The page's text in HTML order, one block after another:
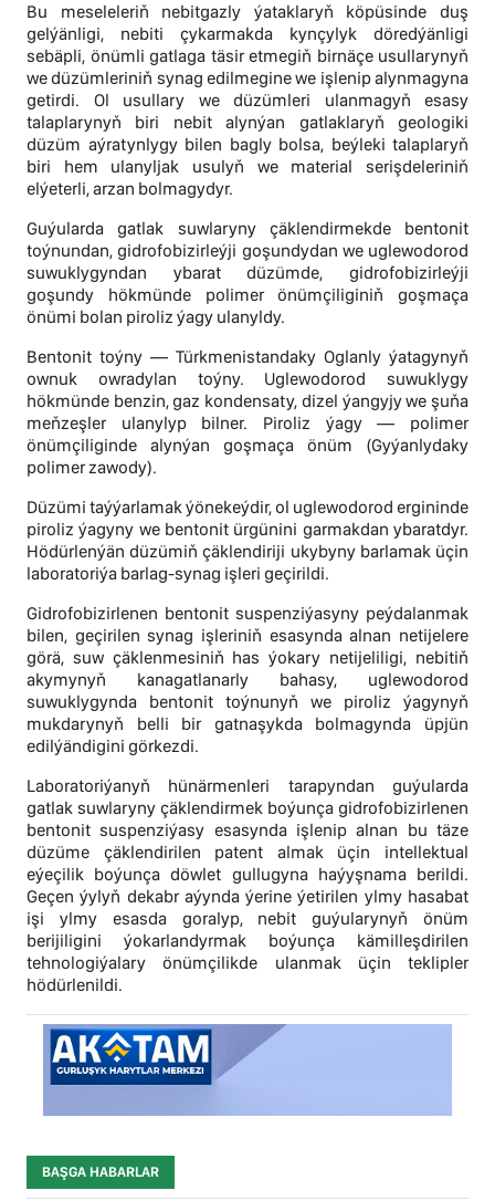
Bu meseleleriň nebitgazly ýataklaryň köpüsinde duş
gelýänligi, nebiti çykarmakda kynçylyk döredýänligi
sebäpli, önümli gatlaga täsir etmegiň birnäçe usullarynyň
we düzümleriniň synag edilmegine we işlenip alynmagyna
getirdi. Ol usullary we düzümleri ulanmagyň esasy
talaplarynyň biri nebit alynýan gatlaklaryň geologiki
düzüm aýratynlygy bilen bagly bolsa, beýleki talaplaryň
biri hem ulanyljak usulyň we material serişdeleriniň
elýeterli, arzan bolmagydyr.
Guýularda gatlak suwlaryny çäklendirmekde bentonit
toýnundan, gidrofobizirleýji goşundydan we uglewodorod
suwuklygyndan ybarat düzümde, gidrofobizirleýji
goşundy hökmünde polimer önümçiliginiň goşmaça
önümi bolan piroliz ýagy ulanyldy.
Bentonit toýny — Türkmenistandaky Oglanly ýatagynyň
ownuk owradylan toýny. Uglewodorod suwuklygy
hökmünde benzin, gaz kondensaty, dizel ýangyjy we şuňa
meňzeşler ulanylyp bilner. Piroliz ýagy — polimer
önümçiliginde alynýan goşmaça önüm (Gyýanlydaky
polimer zawody).
Düzümi taýýarlamak ýönekeýdir, ol uglewodorod ergininde
piroliz ýagyny we bentonit ürgünini garmakdan ybaratdyr.
Hödürlenýän düzümiň çäklendiriji ukybyny barlamak üçin
laboratoriýa barlag-synag işleri geçirildi.
Gidrofobizirlenen bentonit suspenziýasyny peýdalanmak
bilen, geçirilen synag işleriniň esasynda alnan netijelere
görä, suw çäklenmesiniň has ýokary netijeliligi, nebitiň
akymynyň kanagatlanarly bahasy, uglewodorod
suwuklygynda bentonit toýnunyň we piroliz ýagynyň
mukdarynyň belli bir gatnaşykda bolmagynda üpjün
edilýändigini görkezdi.
Laboratoriýanyň hünärmenleri tarapyndan guýularda
gatlak suwlaryny çäklendirmek boýunça gidrofobizirlenen
bentonit suspenziýasy esasynda işlenip alnan bu täze
düzüme çäklendirilen patent almak üçin intellektual
eýeçilik boýunça döwlet gullugyna haýyşnama berildi.
Geçen ýylyň dekabr aýynda ýerine ýetirilen ylmy hasabat
işi ylmy esasda goralyp, nebit guýularynyň önüm
berijiligini ýokarlandyrmak boýunça kämilleşdirilen
tehnologiýalary önümçilikde ulanmak üçin teklipler
hödürlenildi.
BAŞGA HABARLAR